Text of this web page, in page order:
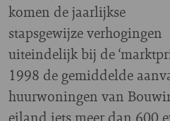
komen de jaarlijkse
stapsgewijze verhogingen
uiteindelijk bij de
1998 de gemiddelde
huurwoningen van
eiland iets meer dan 600